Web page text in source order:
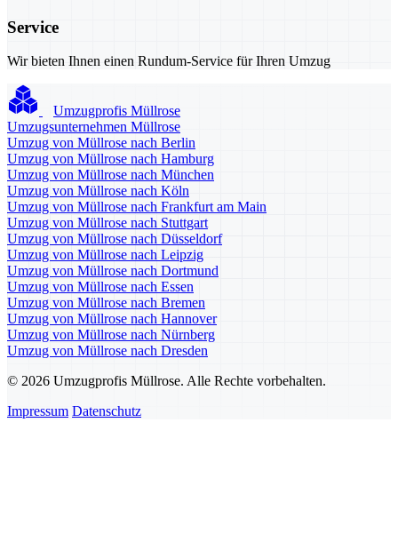
Service
Wir bieten Ihnen einen Rundum-Service für Ihren Umzug
Umzugprofis Müllrose
Umzugsunternehmen Müllrose
Umzug von Müllrose nach Berlin
Umzug von Müllrose nach Hamburg
Umzug von Müllrose nach München
Umzug von Müllrose nach Köln
Umzug von Müllrose nach Frankfurt am Main
Umzug von Müllrose nach Stuttgart
Umzug von Müllrose nach Düsseldorf
Umzug von Müllrose nach Leipzig
Umzug von Müllrose nach Dortmund
Umzug von Müllrose nach Essen
Umzug von Müllrose nach Bremen
Umzug von Müllrose nach Hannover
Umzug von Müllrose nach Nürnberg
Umzug von Müllrose nach Dresden
© 2026 Umzugprofis Müllrose. Alle Rechte vorbehalten.
Impressum Datenschutz